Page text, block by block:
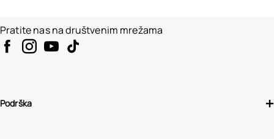
Podrška
Pratite nas na društvenim mrežama